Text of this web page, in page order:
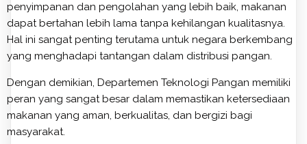
penyimpanan dan pengolahan yang lebih baik, makanan
dapat bertahan lebih lama tanpa kehilangan kualitasnya.
Hal ini sangat penting terutama untuk negara berkembang
yang menghadapi tantangan dalam distribusi pangan.
Dengan demikian, Departemen Teknologi Pangan memiliki
peran yang sangat besar dalam memastikan ketersediaan
makanan yang aman, berkualitas, dan bergizi bagi
masyarakat.